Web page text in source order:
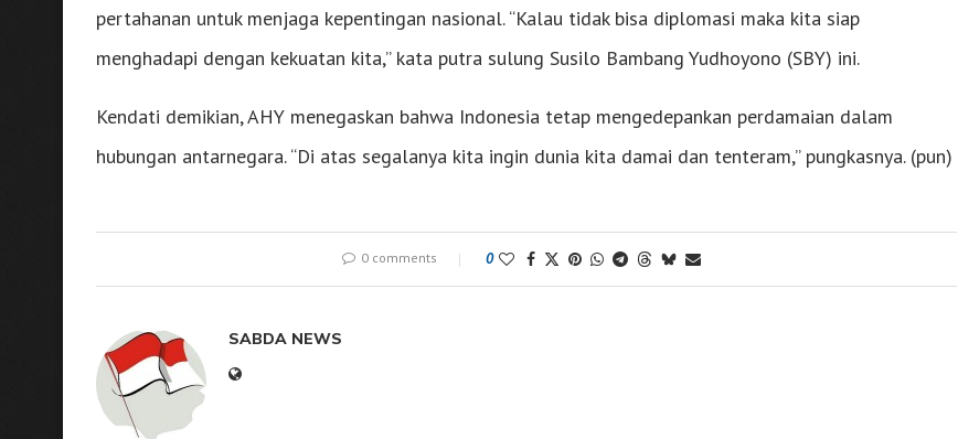
pertahanan untuk menjaga kepentingan nasional. “Kalau tidak bisa diplomasi maka kita siap
menghadapi dengan kekuatan kita,” kata putra sulung Susilo Bambang Yudhoyono (SBY) ini.
Kendati demikian, AHY menegaskan bahwa Indonesia tetap mengedepankan perdamaian dalam
hubungan antarnegara. “Di atas segalanya kita ingin dunia kita damai dan tenteram,” pungkasnya. (pun)
0 comments 0
SABDA NEWS